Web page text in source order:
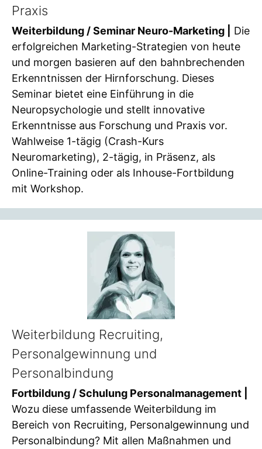
Praxis
Weiterbildung / Seminar Neuro-Marketing |
Die
erfolgreichen Marketing-Strategien von heute
und morgen basieren auf den bahnbrechenden
Erkenntnissen der Hirnforschung. Dieses
Seminar bietet eine Einführung in die
Neuropsychologie und stellt innovative
Erkenntnisse aus Forschung und Praxis vor.
Wahlweise 1-tägig (Crash-Kurs
Neuromarketing), 2-tägig, in Präsenz, als
Online-Training oder als Inhouse-Fortbildung
mit Workshop.
Weiterbildung Recruiting,
Personalgewinnung und
Personalbindung
Fortbildung / Schulung Personalmanagement |
Wozu diese umfassende Weiterbildung im
Bereich von Recruiting, Personalgewinnung und
Personalbindung? Mit allen Maßnahmen und